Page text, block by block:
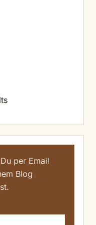
per Email
Blog